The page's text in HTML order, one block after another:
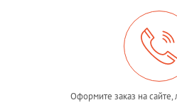
Оформите заказ на